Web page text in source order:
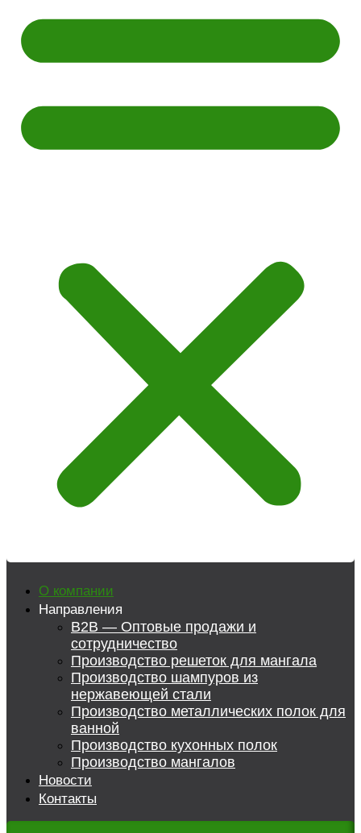
О компании
Направления
B2B — Оптовые продажи и
сотрудничество
Производство решеток для мангала
Производство шампуров из
нержавеющей стали
Производство металлических полок для
ванной
Производство кухонных полок
Производство мангалов
Новости
Контакты